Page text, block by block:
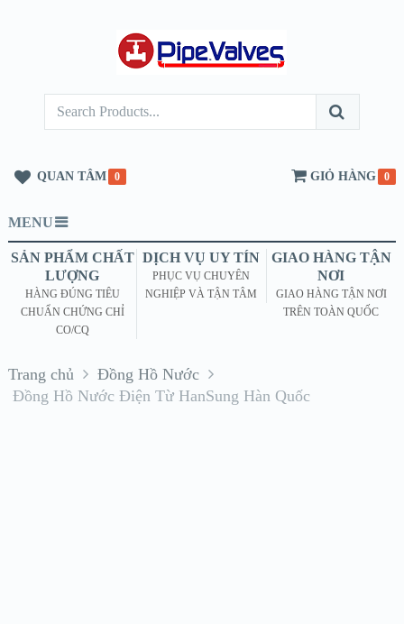
QUAN TÂM 0 GIỎ HÀNG 0
MENU
SẢN PHẨM CHẤT
LƯỢNG
HÀNG ĐÚNG TIÊU
CHUẨN CHỨNG CHỈ
CO/CQ
DỊCH VỤ UY TÍN
PHỤC VỤ CHUYÊN
NGHIỆP VÀ TẬN TÂM
GIAO HÀNG TẬN
NƠI
GIAO HÀNG TẬN NƠI
TRÊN TOÀN QUỐC
Trang chủ
Đồng Hồ Nước
Đồng Hồ Nước Điện Từ HanSung Hàn Quốc